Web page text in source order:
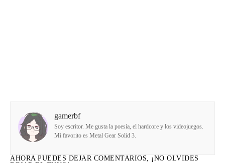
gamerbf
Soy escritor. Me gusta la poesía, el hardcore y los videojuegos.
Mi favorito es Metal Gear Solid 3.
AHORA PUEDES DEJAR COMENTARIOS, ¡NO OLVIDES